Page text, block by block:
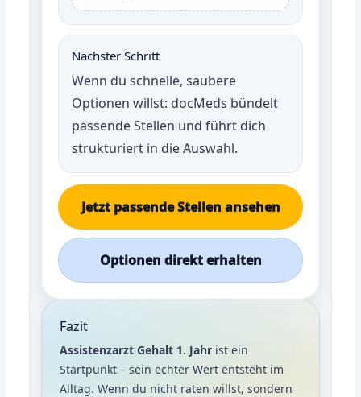
Nächster Schritt
Wenn du schnelle, saubere
Optionen willst: docMeds bündelt
passende Stellen und führt dich
strukturiert in die Auswahl.
Jetzt passende Stellen ansehen
Optionen direkt erhalten
Fazit
Assistenzarzt Gehalt 1. Jahr ist ein
Startpunkt – sein echter Wert entsteht im
Alltag. Wenn du nicht raten willst, sondern